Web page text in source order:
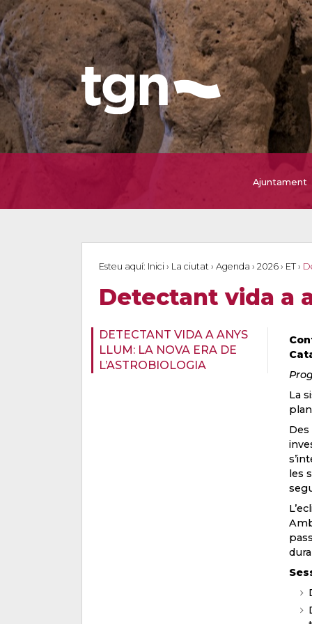
Ajuntament
Esteu aquí: Inici › La ciutat › Agenda › 2026 › ET ›
Detectant vida a
DETECTANT VIDA A ANYS
LLUM: LA NOVA ERA DE
L’ASTROBIOLOGIA
La
Des
les